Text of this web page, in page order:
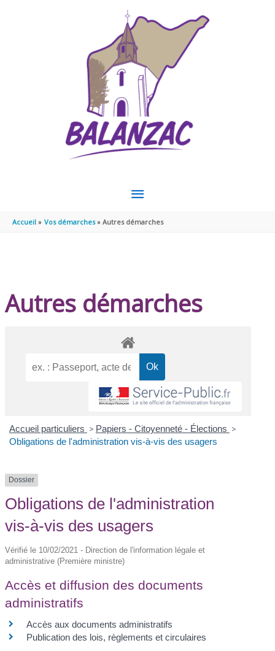
MENU
PRINCIPAL
Accueil Vos démarches Autres démarches
Autres démarches
Accueil particuliers > Papiers - Citoyenneté - Élections >
Obligations de l'administration vis-à-vis des usagers
Dossier
Obligations de l'administration
vis-à-vis des usagers
Vérifié le 10/02/2021 - Direction de l'information légale et
administrative (Première ministre)
Accès et diffusion des documents
administratifs
Accès aux documents administratifs
Publication des lois, règlements et circulaires